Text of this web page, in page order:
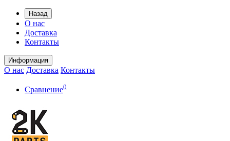
Назад
О нас
Доставка
Контакты
Информация
О нас Доставка Контакты
Сравнение0